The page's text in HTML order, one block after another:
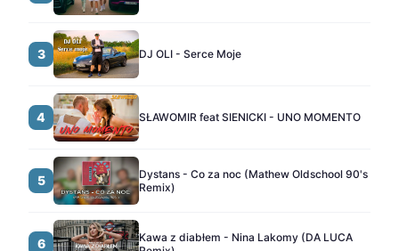
3 DJ OLI - Serce Moje
4 SŁAWOMIR feat SIENICKI - UNO MOMENTO
5
Dystans - Co za noc (Mathew Oldschool 90's
Remix)
6
Kawa z diabłem - Nina Lakomy (DA LUCA